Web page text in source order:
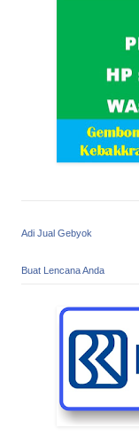
Adi Jual Gebyok
Buat Lencana Anda